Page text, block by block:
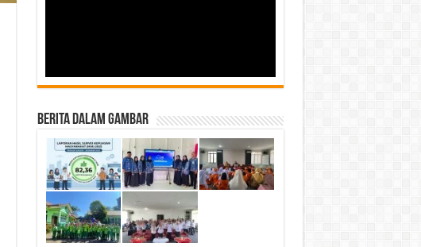
Berita Dalam Gambar